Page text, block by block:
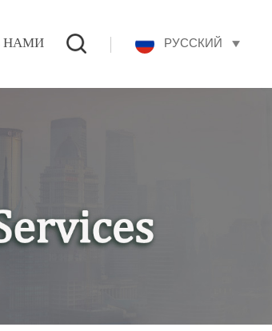
НАМИ РУССКИЙ